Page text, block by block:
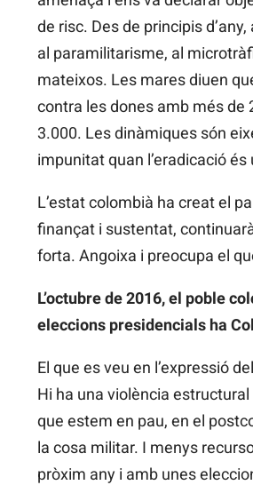
de risc. Des de principis
al paramilitarisme, al
mateixos. Les mares diuen
contra les dones amb més de
3.000. Les dinàmiques són
impunitat quan l’eradicació
L’estat colombià ha creat el
finançat i sustentat,
forta. Angoixa i preocupa el
L’octubre de 2016, el poble
eleccions presidencials ha
El que es veu en l’expressió
Hi ha una violència estructural
que estem en pau, en el
la cosa militar. I menys
pròxim any i amb unes